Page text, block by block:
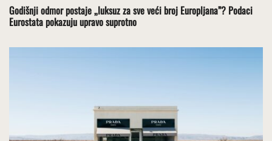
Godišnji odmor postaje „luksuz za sve veći broj Europljana”? Podaci
Eurostata pokazuju upravo suprotno